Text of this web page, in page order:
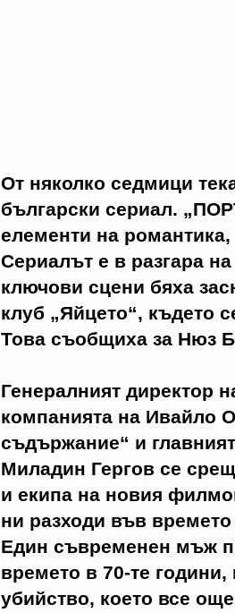
От няколко седмици
български сериал.
елементи на
Сериалът е в разгара
ключови сцени бяха
клуб „Яйцето“, където
Това съобщиха за Нюз
Генералният директор
компанията на Ивайло
съдържание“ и
Миладин Гергов се
и екипа на новия
ни разходи във
Един съвременен мъж
времето в 70-те
убийство, което все